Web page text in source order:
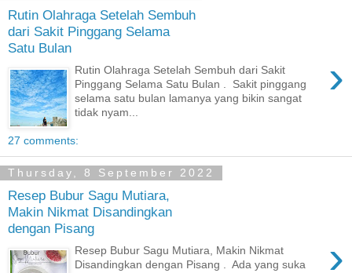
Rutin Olahraga Setelah Sembuh
dari Sakit Pinggang Selama
Satu Bulan
›
Rutin Olahraga Setelah Sembuh dari Sakit
Pinggang Selama Satu Bulan . Sakit pinggang
selama satu bulan lamanya yang bikin sangat
tidak nyam...
27 comments:
Thursday, 8 September 2022
Resep Bubur Sagu Mutiara,
Makin Nikmat Disandingkan
dengan Pisang
›
Resep Bubur Sagu Mutiara, Makin Nikmat
Disandingkan dengan Pisang . Ada yang suka